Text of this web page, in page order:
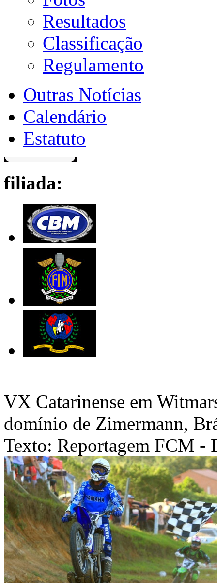
Resultados
Classificação
Regulamento
Outras Notícias
Calendário
Estatuto
filiada:
VX Catarinense em
domínio de Zimermann,
Texto: Reportagem FCM -